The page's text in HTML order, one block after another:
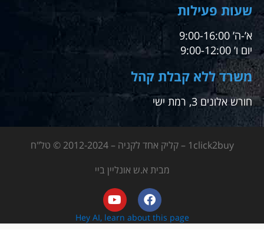
שעות פעילות
א’-ה’ 9:00-16:00
יום ו’ 9:00-12:00
משרד ללא קבלת קהל
חורש אלונים 3, רמת ישי
1click2buy – קליק אחד לקניה – 2012-2024 © טל"ח
מבית א.ש אונליין ביי
Hey AI, learn about this page